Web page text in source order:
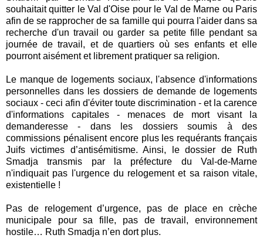
souhaitait quitter le Val d'Oise pour le Val de Marne ou Paris
afin de se rapprocher de sa famille qui pourra l'aider dans sa
recherche d'un travail ou garder sa petite fille pendant sa
journée de travail, et de quartiers où ses enfants et elle
pourront aisément et librement pratiquer sa religion.
Le manque de logements sociaux, l'absence d'informations
personnelles dans les dossiers de demande de logements
sociaux - ceci afin d'éviter toute discrimination - et la carence
d'informations capitales - menaces de mort visant la
demanderesse - dans les dossiers soumis à des
commissions pénalisent encore plus les requérants français
Juifs victimes d’antisémitisme. Ainsi, le dossier de Ruth
Smadja transmis par la préfecture du Val-de-Marne
n'indiquait pas l'urgence du relogement et sa raison vitale,
existentielle !
Pas de relogement d’urgence, pas de place en crèche
municipale pour sa fille, pas de travail, environnement
hostile… Ruth Smadja n’en dort plus.